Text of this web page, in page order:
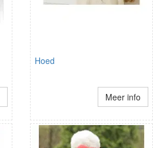
Hoed
Meer info